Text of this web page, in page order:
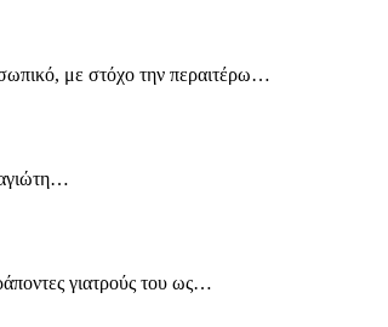
με στόχο την περαιτέρω…
γιατρούς του ως…